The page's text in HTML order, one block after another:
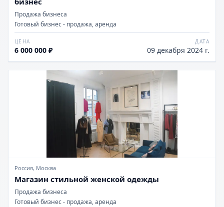
Продажа бизнеса
Готовый бизнес - продажа, аренда
ЦЕНА
6 000 000 ₽
ДАТА
09 декабря 2024 г.
Россия, Москва
Магазин стильной женской одежды
Продажа бизнеса
Готовый бизнес - продажа, аренда